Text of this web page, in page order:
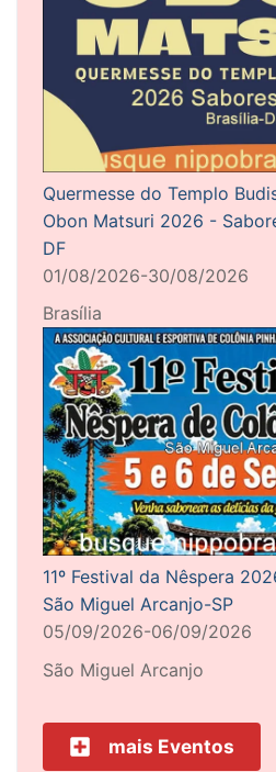
Quermesse do Templo
Obon Matsuri 2026 -
DF
01/08/2026-30/08/2026
Brasília
11º Festival da Nêspera
São Miguel Arcanjo-SP
05/09/2026-06/09/2026
São Miguel Arcanjo
mais Eventos